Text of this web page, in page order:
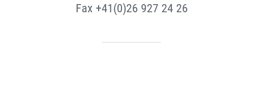
Fax +41(0)26 927 24 26